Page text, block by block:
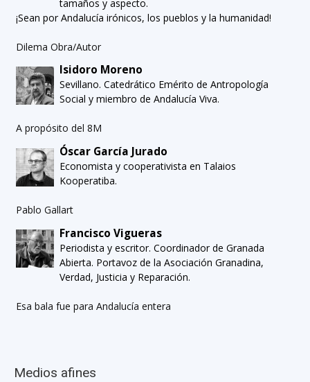
tamaños y aspecto.
¡Sean por Andalucía irónicos, los pueblos y la humanidad!
Dilema Obra/Autor
Isidoro Moreno
Sevillano. Catedrático Emérito de Antropología
Social y miembro de Andalucía Viva.
A propósito del 8M
Óscar García Jurado
Economista y cooperativista en Talaios
Kooperatiba.
Pablo Gallart
Francisco Vigueras
Periodista y escritor. Coordinador de Granada
Abierta. Portavoz de la Asociación Granadina,
Verdad, Justicia y Reparación.
Esa bala fue para Andalucía entera
Medios afines